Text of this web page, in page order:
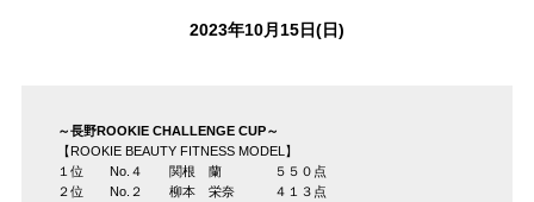
2023年10月15日(日)
～長野ROOKIE CHALLENGE CUP～
【ROOKIE BEAUTY FITNESS MODEL】
１位 No.４ 関根 蘭 ５５０点
２位 No.２ 柳本 栄奈 ４１３点